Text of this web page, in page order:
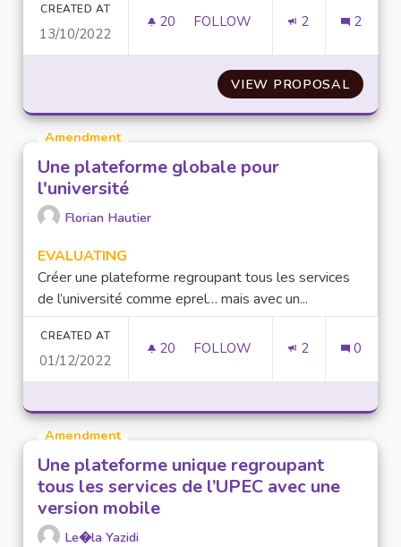
CREATED AT
13/10/2022
20 20 FOLLOWERS
FOLLOW 2 2
VIEW PROPOSALDES
Amendment
Une plateforme globale pour
l'université
Florian Hautier
EVALUATING
Créer une plateforme regroupant tous les services
de l’université comme eprel… mais avec un...
CREATED AT
01/12/2022
20 20 FOLLOWERS
FOLLOW 2 0
Amendment
Une plateforme unique regroupant
tous les services de l’UPEC avec une
version mobile
Le�la Yazidi